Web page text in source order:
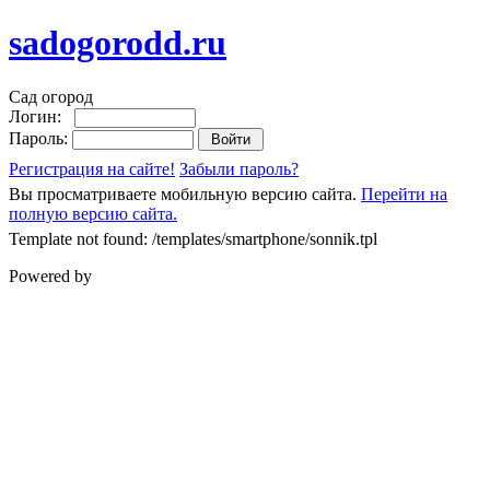
sadogorodd.ru
Сад огород
Логин:
Пароль:
Регистрация на сайте! Забыли пароль?
Вы просматриваете мобильную версию сайта. Перейти на
полную версию сайта.
Template not found: /templates/smartphone/sonnik.tpl
Powered by